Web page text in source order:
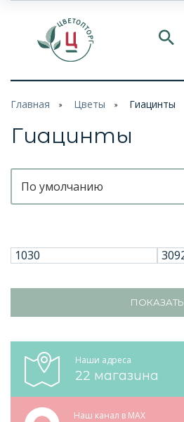
Главная Цветы Гиацинты
Гиацинты
По умолчанию
ПОКАЗАТЬ
Наши адреса
22 магазина
Наш канал в MAX